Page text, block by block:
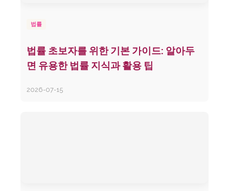
법률
법률 초보자를 위한 기본 가이드: 알아두
면 유용한 법률 지식과 활용 팁
2026-07-15